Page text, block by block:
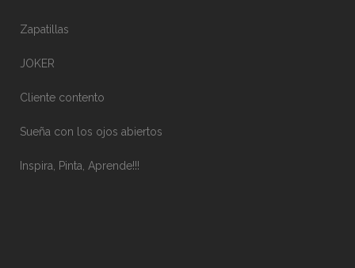
Zapatillas
JOKER
Cliente contento
Sueña con los ojos abiertos
Inspira, Pinta, Aprende!!!